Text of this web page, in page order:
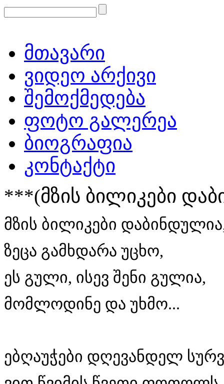
მთავარი
ვიდეო არქივი
შემოქმედება
ფოტო გალერეა
ბიოგრაფია
კონტაქტი
***(მზის ბილიკები
მზის ბილიკები
ზეცა გამხდარა უცხო,
ეს გული, ისევ შენი გულია,
მომლოდინე და უხმო...
ებღაუჭები დღევანდელ